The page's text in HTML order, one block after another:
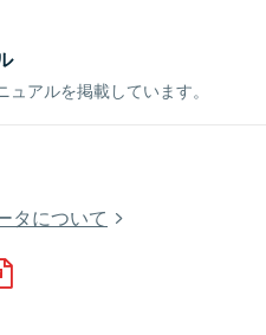
アルを掲載しています。
タについて